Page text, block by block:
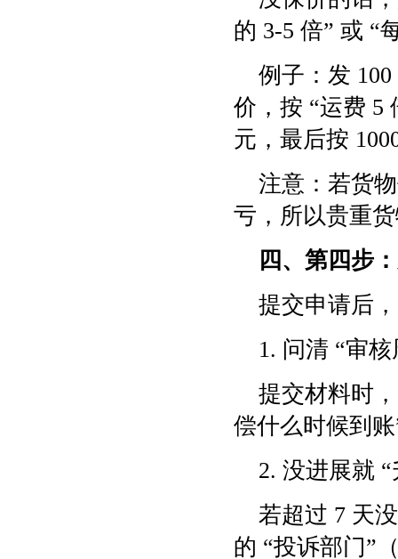
的 3-5 倍” 或 “
例子：发
价，按 “运费 5
元，最后按
注意：若货
亏，所以贵重
四、第四步
提交申请后
1. 问清 “审核
提交材料时
偿什么时候到
2. 没进展就
若超过 7 天
的 “投诉部门”